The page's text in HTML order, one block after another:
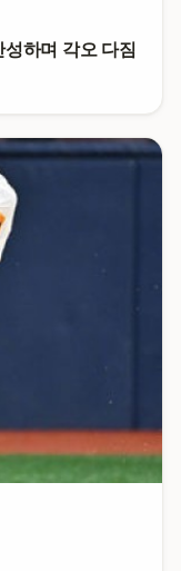
하며 각오 다짐